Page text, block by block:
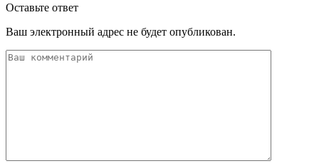
Оставьте ответ
Ваш электронный адрес не будет опубликован.